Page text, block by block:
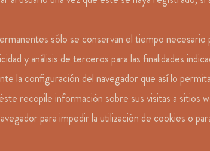
sólo se conservan el tiempo necesario
y análisis de terceros para las finalidades
la configuración del navegador que así lo
recopile información sobre sus visitas a sitios
para impedir la utilización de cookies o